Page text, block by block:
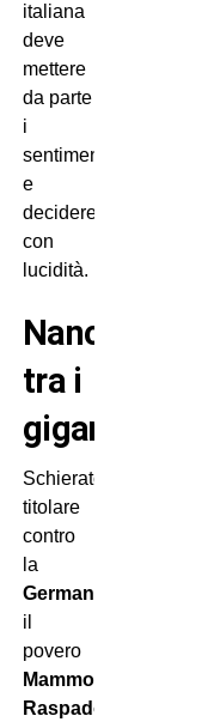
italiana
deve
mettere
da parte
i
sentimenti
e
decidere
con
lucidità.
Nano
tra i
giganti
Schierato
titolare
contro
la
Germania
il
povero
Mammolo
Raspadori